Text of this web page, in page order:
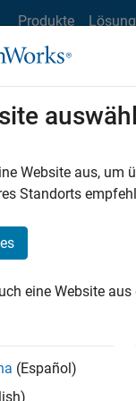
Produkte
1-Minuten-
Workflow
und
® und Stateflow
Website aus, um
Standorts
eine Website
(Español)